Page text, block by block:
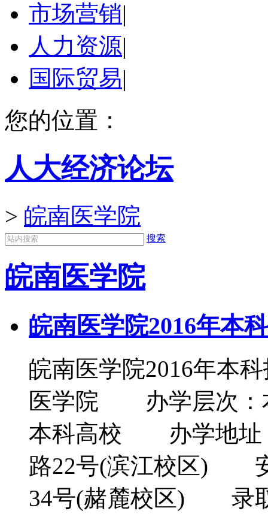
市场营销|
人力资源|
国际贸易|
您的位置：
人大经济论坛
> 皖南医学院
搜索
皖南医学院
皖南医学院2016年本
皖南医学院2016年
医学院 办学层次：
本科高校 办学地址
路22号(滨江校区) 安
34号(赭麓校区) 录